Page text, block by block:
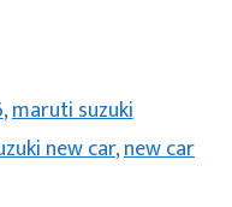
,maruti suzuki
new car,new car